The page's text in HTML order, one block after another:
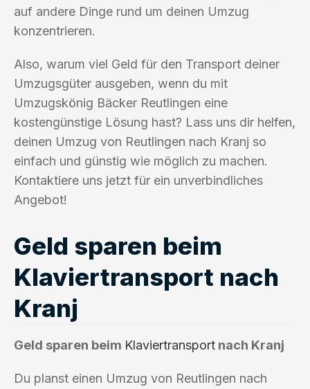
auf andere Dinge rund um deinen Umzug
konzentrieren.
Also, warum viel Geld für den Transport deiner
Umzugsgüter ausgeben, wenn du mit
Umzugskönig Bäcker Reutlingen eine
kostengünstige Lösung hast? Lass uns dir helfen,
deinen Umzug von Reutlingen nach Kranj so
einfach und günstig wie möglich zu machen.
Kontaktiere uns jetzt für ein unverbindliches
Angebot!
Geld sparen beim
Klaviertransport nach
Kranj
Geld sparen beim Klaviertransport nach Kranj
Du planst einen Umzug von Reutlingen nach